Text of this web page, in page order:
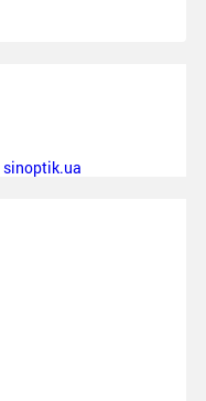
sinoptik.ua